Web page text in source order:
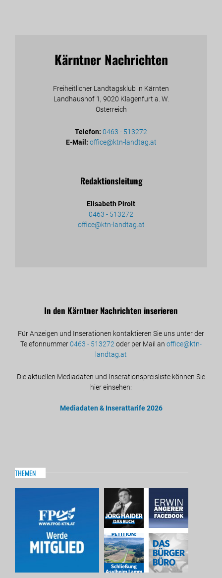
Kärntner Nachrichten
Freiheitlicher Landtagsklub in Kärnten
Landhaushof 1, 9020 Klagenfurt a. W.
Österreich
Telefon: 0463 - 513272
E-Mail: office@ktn-landtag.at
Redaktionsleitung
Elisabeth Pirolt
0463 - 513272
office@ktn-landtag.at
In den Kärntner Nachrichten inserieren
Für Anzeigen und Inserationen kontaktieren Sie uns unter der
Telefonnummer0463 - 513272 oder per Mail an office@ktn-
landtag.at
Die aktuellen Mediadaten und Inserationspreisliste können Sie
hier einsehen:
Mediadaten & Inserattarife 2026
THEMEN